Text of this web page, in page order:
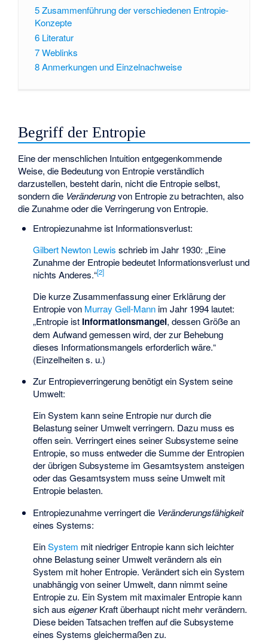
5Zusammenführung der verschiedenen Entropie-
Konzepte
6 Literatur
7Weblinks
8Anmerkungen und Einzelnachweise
Begriff der Entropie
Eine der menschlichen Intuition entgegenkommende
Weise, die Bedeutung von Entropie verständlich
darzustellen, besteht darin, nicht die Entropie selbst,
sondern die Veränderungvon Entropie zu betrachten, also
die Zunahme oder die Verringerung von Entropie.
Entropiezunahme ist Informationsverlust:
Gilbert Newton Lewis schrieb im Jahr 1930: „Eine
Zunahme der Entropie bedeutet Informationsverlust und
nichts Anderes.“[2]
Die kurze Zusammenfassung einer Erklärung der
Entropie von Murray Gell-Mannim Jahr 1994 lautet:
„Entropie ist Informationsmangel, dessen Größe an
dem Aufwand gemessen wird, der zur Behebung
dieses Informationsmangels erforderlich wäre.“
(Einzelheiten s. u.)
Zur Entropieverringerung benötigt ein System seine
Umwelt:
Ein System kann seine Entropie nur durch die
Belastung seiner Umwelt verringern. Dazu muss es
offen sein. Verringert eines seiner Subsysteme seine
Entropie, so muss entweder die Summe der Entropien
der übrigen Subsysteme im Gesamtsystem ansteigen
oder das Gesamtsystem muss seine Umwelt mit
Entropie belasten.
Entropiezunahme verringert die Veränderungsfähigkeit
eines Systems:
EinSystem mit niedriger Entropie kann sich leichter
ohne Belastung seiner Umwelt verändern als ein
System mit hoher Entropie. Verändert sich ein System
unabhängig von seiner Umwelt, dann nimmt seine
Entropie zu. Ein System mit maximaler Entropie kann
sich aus eigenerKraft überhaupt nicht mehr verändern.
Diese beiden Tatsachen treffen auf die Subsysteme
eines Systems gleichermaßen zu.